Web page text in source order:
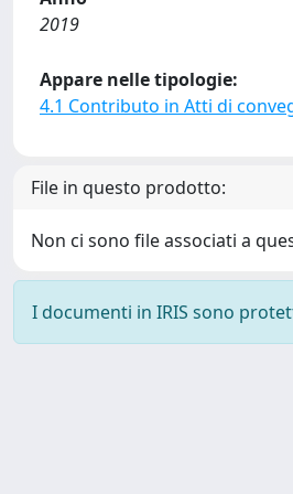
2019
Appare nelle tipologie:
4.1 Contributo in Atti di
File in questo prodotto:
Non ci sono file associati a
I documenti in IRIS sono